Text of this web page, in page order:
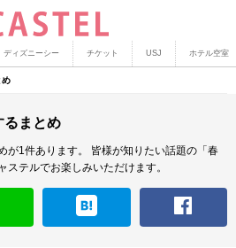
ディズニーシー チケット USJ ホテル空室
め
るまとめ
が1件あります。
皆様が知りたい話題の「春
テルでお楽しみいただけます。